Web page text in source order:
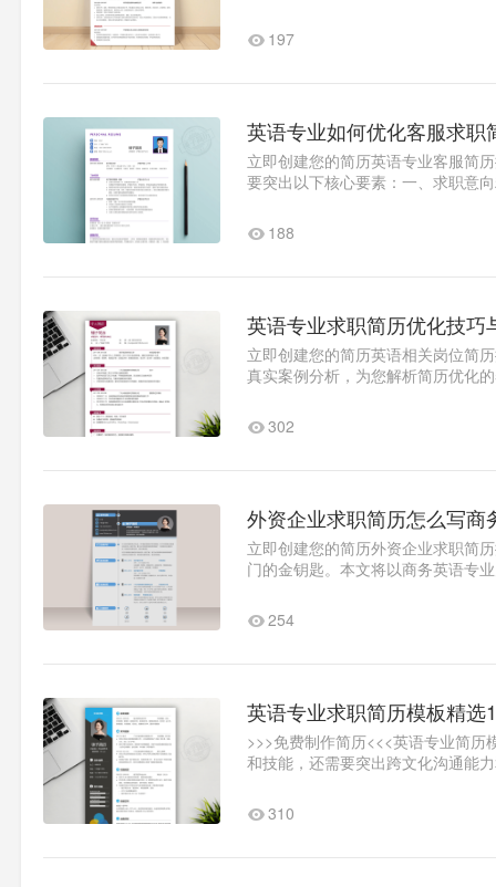
197
英语专业如何优化客服求职
立即创建您的简历英语专业客服简
要突出以下核心要素：一、求职意
188
英语专业求职简历优化技巧
立即创建您的简历英语相关岗位简
真实案例分析，为您解析简历优化
302
外资企业求职简历怎么写商
立即创建您的简历外资企业求职简
门的金钥匙。本文将以商务英语专
254
英语专业求职简历模板精选
>>>免费制作简历<<<英语专业简
和技能，还需要突出跨文化沟通能
310